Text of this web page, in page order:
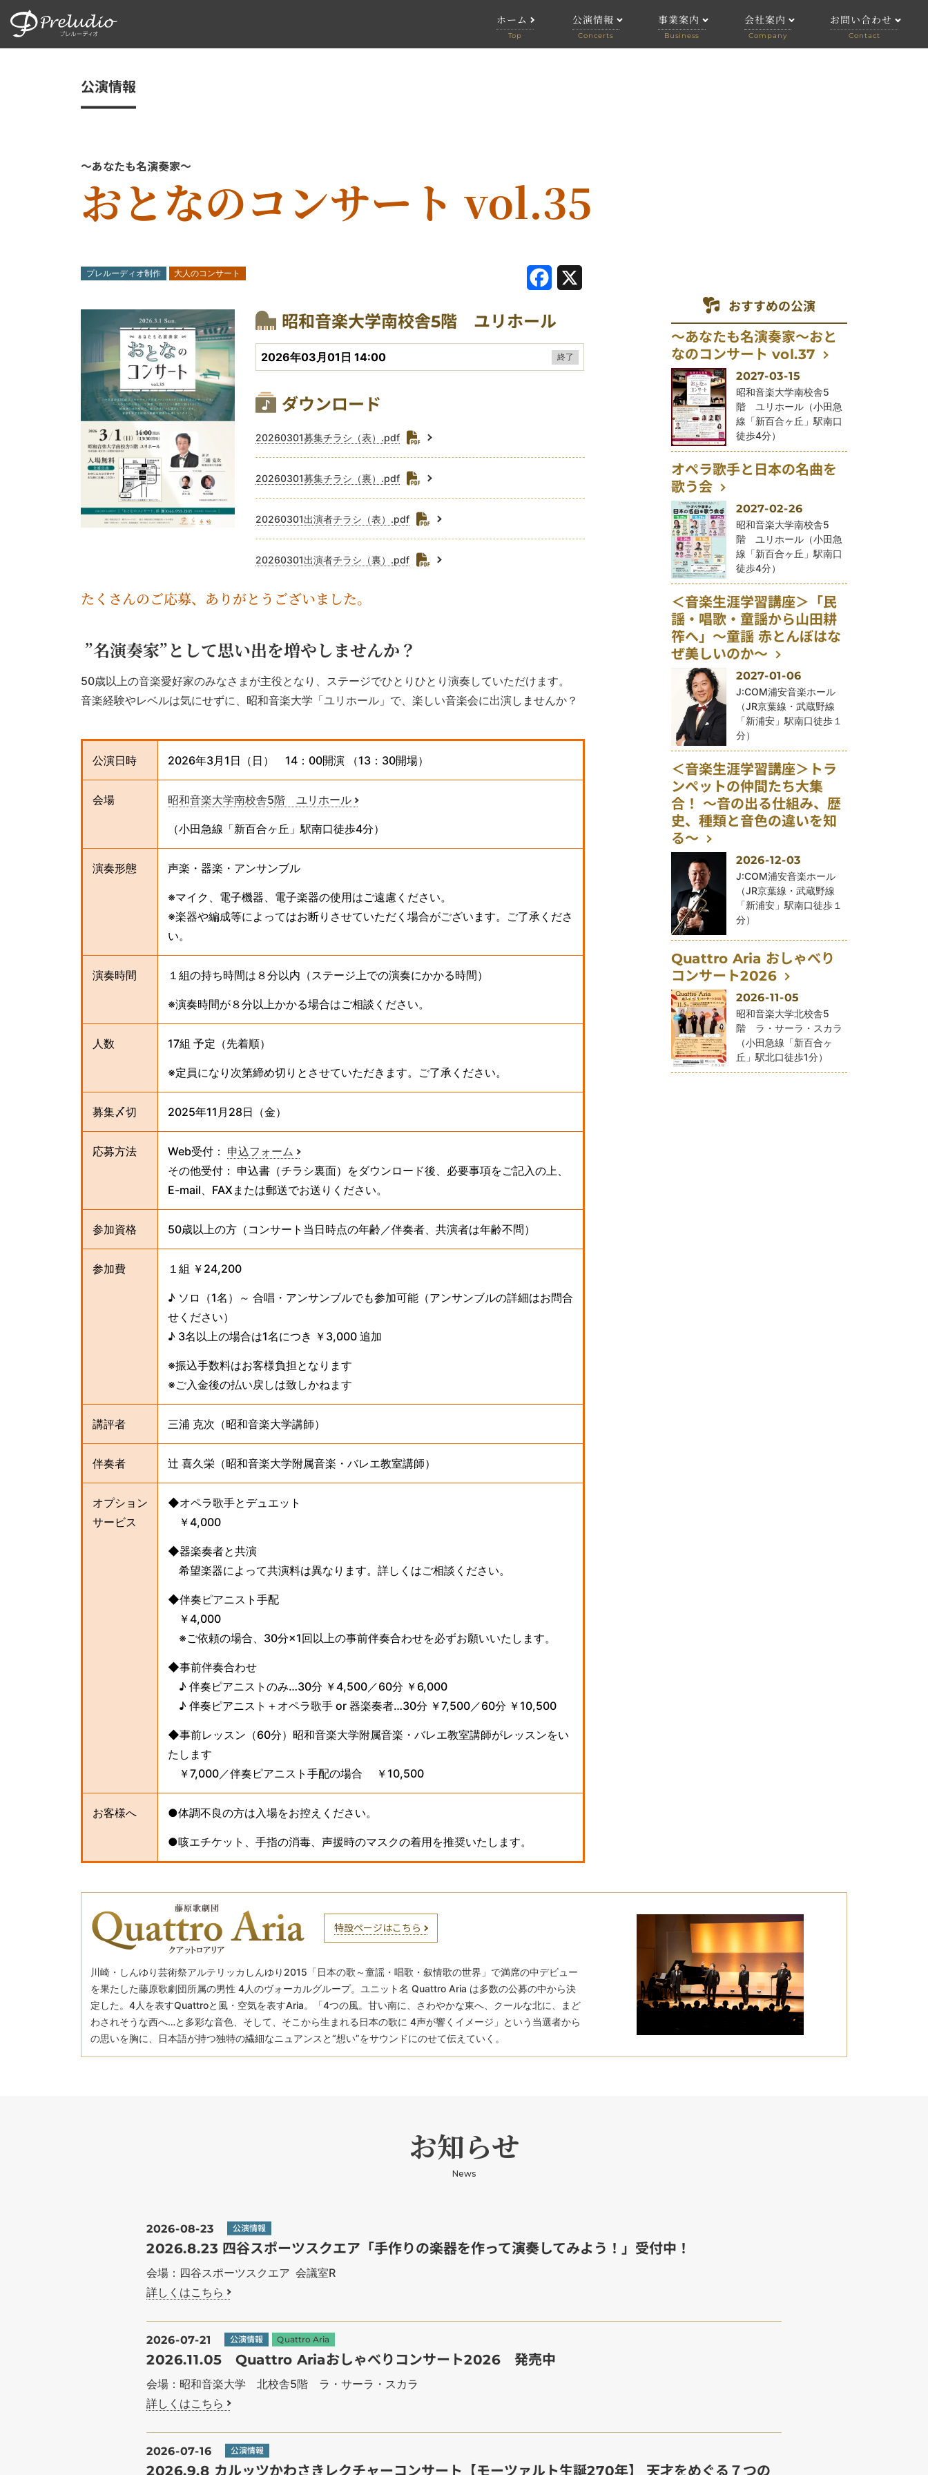
公演情報
～あなたも名演奏家～
おとなのコンサート vol.35
公演の種類
プレルーディオ制作 大人のコンサート
SNSシェアボタン
c
e
開催場所
会場公演会場
昭和音楽大学南校舎5階 ユリホール
開催日時
2026年03月01日 14:00 終了
関連資料ダウンロード
ダウンロード
ファイル
20260301募集チラシ（表）.pdf
ファイル
20260301募集チラシ（裏）.pdf
ファイル
20260301出演者チラシ（表）.pdf
ファイル
20260301出演者チラシ（裏）.pdf
たくさんのご応募、ありがとうございました。
”名演奏家”として思い出を増やしませんか？
50歳以上の音楽愛好家のみなさまが主役となり、ステージでひとりひとり演奏していただけます。
音楽経験やレベルは気にせずに、昭和音楽大学「ユリホール」で、楽しい音楽会に出演しませんか？
公演日時 2026年3月1日（日） 14：00開演 （13：30開場）
会場 昭和音楽大学南校舎5階 ユリホール
（小田急線「新百合ヶ丘」駅南口徒歩4分）
演奏形態 声楽・器楽・アンサンブル
※マイク、電子機器、電子楽器の使用はご遠慮ください。
※楽器や編成等によってはお断りさせていただく場合がございます。ご了承くださ
い。
演奏時間 １組の持ち時間は８分以内（ステージ上での演奏にかかる時間）
※演奏時間が８分以上かかる場合はご相談ください。
人数 17組 予定（先着順）
※定員になり次第締め切りとさせていただきます。ご了承ください。
募集〆切 2025年11月28日（金）
応募方法 Web受付： 申込フォーム
その他受付： 申込書（チラシ裏面）をダウンロード後、必要事項をご記入の上、
E-mail、FAXまたは郵送でお送りください。
参加資格 50歳以上の方（コンサート当日時点の年齢／伴奏者、共演者は年齢不問）
参加費 １組 ￥24,200
♪ ソロ（1名）～ 合唱・アンサンブルでも参加可能（アンサンブルの詳細はお問合
せください）
♪ 3名以上の場合は1名につき ￥3,000 追加
※振込手数料はお客様負担となります
※ご入金後の払い戻しは致しかねます
講評者 三浦 克次（昭和音楽大学講師）
伴奏者 辻 喜久栄（昭和音楽大学附属音楽・バレエ教室講師）
オプション
サービス
◆オペラ歌手とデュエット
￥4,000
◆器楽奏者と共演
希望楽器によって共演料は異なります。詳しくはご相談ください。
◆伴奏ピアニスト手配
￥4,000
※ご依頼の場合、30分×1回以上の事前伴奏合わせを必ずお願いいたします。
◆事前伴奏合わせ
♪ 伴奏ピアニストのみ…30分 ￥4,500／60分 ￥6,000
♪ 伴奏ピアニスト＋オペラ歌手 or 器楽奏者…30分 ￥7,500／60分 ￥10,500
◆事前レッスン（60分）昭和音楽大学附属音楽・バレエ教室講師がレッスンをい
たします
￥7,000／伴奏ピアニスト手配の場合 ￥10,500
お客様へ ●体調不良の方は入場をお控えください。
●咳エチケット、手指の消毒、声援時のマスクの着用を推奨いたします。
おすすめの公演
～あなたも名演奏家～おと
なのコンサート vol.37
2027-03-15
公演会場
昭和音楽大学南校舎5
階 ユリホール（小田急
線「新百合ヶ丘」駅南口
徒歩4分）
オペラ歌手と日本の名曲を
歌う会
2027-02-26
公演会場
昭和音楽大学南校舎5
階 ユリホール（小田急
線「新百合ヶ丘」駅南口
徒歩4分）
＜音楽生涯学習講座＞「民
謡・唱歌・童謡から山田耕
筰へ」～童謡 赤とんぼはな
ぜ美しいのか～
2027-01-06
公演会場
J:COM浦安音楽ホール
（JR京葉線・武蔵野線
「新浦安」駅南口徒歩１
分）
＜音楽生涯学習講座＞トラ
ンペットの仲間たち大集
合！ ～音の出る仕組み、歴
史、種類と音色の違いを知
る～
2026-12-03
公演会場
J:COM浦安音楽ホール
（JR京葉線・武蔵野線
「新浦安」駅南口徒歩１
分）
Quattro Aria おしゃべり
コンサート2026
2026-11-05
公演会場
昭和音楽大学北校舎5
階 ラ・サーラ・スカラ
（小田急線「新百合ヶ
丘」駅北口徒歩1分）
特設ページはこちら
川崎・しんゆり芸術祭アルテリッカしんゆり2015「日本の歌～童謡・唱歌・叙情歌の世界」で満席の中デビュー
を果たした藤原歌劇団所属の男性 4人のヴォーカルグループ。ユニット名 Quattro Aria は多数の公募の中から決
定した。4人を表すQuattroと風・空気を表すAria。「4つの風。甘い南に、さわやかな東へ、クールな北に、まど
わされそうな西へ…と多彩な音色、そして、そこから生まれる日本の歌に 4声が響くイメージ」という当選者から
の思いを胸に、日本語が持つ独特の繊細なニュアンスと“想い”をサウンドにのせて伝えていく。
お知らせ
News
2026-08-23 公演情報
2026.8.23 四谷スポーツスクエア「手作りの楽器を作って演奏してみよう！」受付中！
会場：四谷スポーツスクエア 会議室R
詳しくはこちら
2026-07-21 公演情報 Quattro Aria
2026.11.05 Quattro Ariaおしゃべりコンサート2026 発売中
会場：昭和音楽大学 北校舎5階 ラ・サーラ・スカラ
詳しくはこちら
2026-07-16 公演情報
2026.9.8 カルッツかわさきレクチャーコンサート【モーツァルト生誕270年】 天才をめぐる７つの
ホーム 公演情報 事業案内 会社案内 お問い合わせ